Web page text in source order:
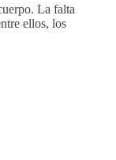
La falta
ellos, los